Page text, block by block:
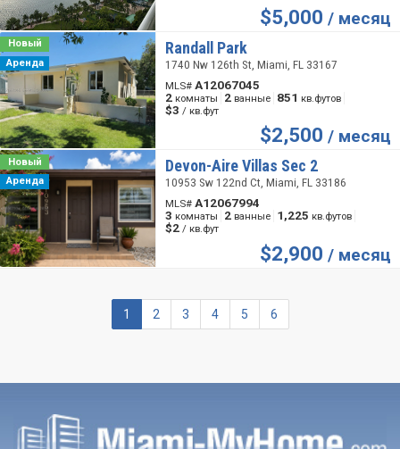
$5,000 / месяц
Новый
Аренда
Randall Park
1740 Nw 126th St, Miami, FL 33167
MLS#A12067045
2 комнаты 2 ванные 851 кв.футов
$3 / кв.фут
$2,500 / месяц
Новый
Аренда
Devon-Aire Villas Sec 2
10953 Sw 122nd Ct, Miami, FL 33186
MLS#A12067994
3 комнаты 2 ванные 1,225 кв.футов
$2 / кв.фут
$2,900 / месяц
1 2 3 4 5 6